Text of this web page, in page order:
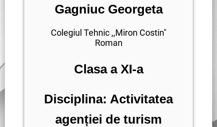
Gagniuc Georgeta
Colegiul Tehnic ,,Miron Costin"
Roman
Clasa a XI-a
Disciplina: Activitatea
agenției de turism